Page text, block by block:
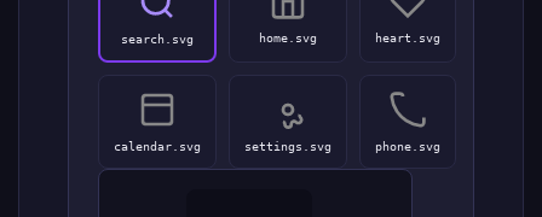
search.svg home.svg heart.svg
calendar.svg settings.svg phone.svg